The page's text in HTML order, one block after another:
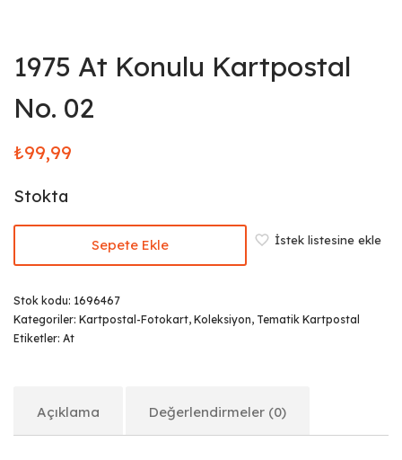
1975 At Konulu Kartpostal
No. 02
₺99,99
Stokta
Sepete Ekle İstek listesine ekle
Stok kodu: 1696467
Kategoriler: Kartpostal-Fotokart, Koleksiyon, Tematik Kartpostal
Etiketler: At
Açıklama Değerlendirmeler (0)